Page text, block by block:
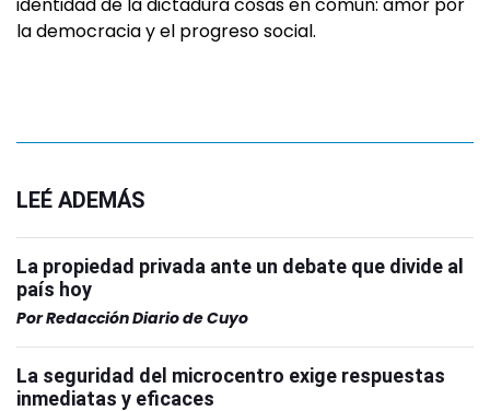
la democracia y el progreso social.
LEÉ ADEMÁS
La propiedad privada ante un debate que divide al
país hoy
PorRedacción Diario de Cuyo
La seguridad del microcentro exige respuestas
inmediatas y eficaces